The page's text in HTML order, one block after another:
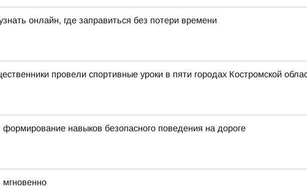
онлайн, где заправиться без потери времени
провели спортивные уроки в пяти городах Костромской
навыков безопасного поведения на дороге
мгновенно